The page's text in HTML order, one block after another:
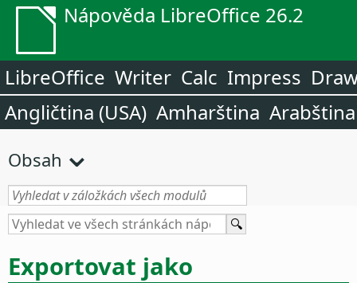
Nápověda LibreOffice 26.2
LibreOffice Writer Calc Impress
Angličtina (USA) Amharština Arabština
Obsah
Exportovat jako